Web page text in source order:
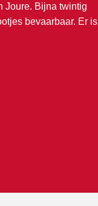
Joure. Bijna twintig
bevaarbaar. Er is